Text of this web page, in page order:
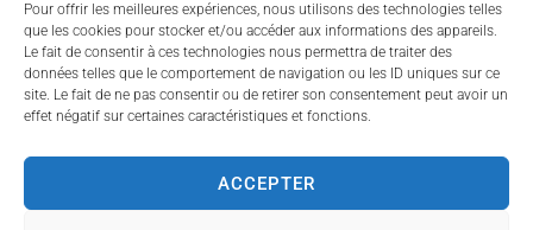
Pour offrir les meilleures expériences, nous utilisons des technologies telles
que les cookies pour stocker et/ou accéder aux informations des appareils.
Le fait de consentir à ces technologies nous permettra de traiter des
données telles que le comportement de navigation ou les ID uniques sur ce
site. Le fait de ne pas consentir ou de retirer son consentement peut avoir un
effet négatif sur certaines caractéristiques et fonctions.
ACCEPTER
2 Ski FLy © 2020
CGV